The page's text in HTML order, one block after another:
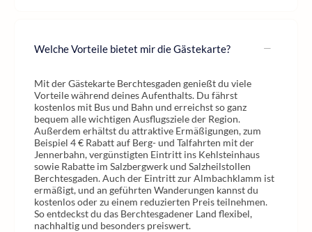
Welche Vorteile bietet mir die Gästekarte?
Mit der Gästekarte Berchtesgaden genießt du viele
Vorteile während deines Aufenthalts. Du fährst
kostenlos mit Bus und Bahn und erreichst so ganz
bequem alle wichtigen Ausflugsziele der Region.
Außerdem erhältst du attraktive Ermäßigungen, zum
Beispiel 4 € Rabatt auf Berg- und Talfahrten mit der
Jennerbahn, vergünstigten Eintritt ins Kehlsteinhaus
sowie Rabatte im Salzbergwerk und Salzheilstollen
Berchtesgaden. Auch der Eintritt zur Almbachklamm ist
ermäßigt, und an geführten Wanderungen kannst du
kostenlos oder zu einem reduzierten Preis teilnehmen.
So entdeckst du das Berchtesgadener Land flexibel,
nachhaltig und besonders preiswert.